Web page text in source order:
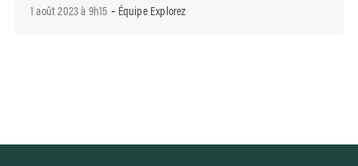
1 août 2023 à 9h15 - Équipe Explorez